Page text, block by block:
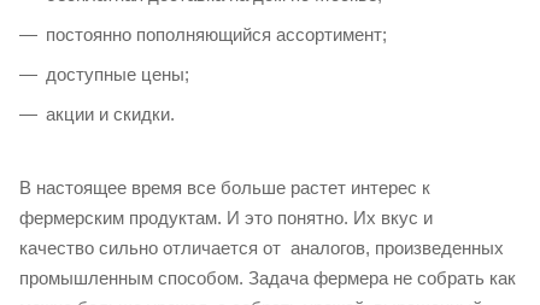
постоянно пополняющийся ассортимент;
доступные цены;
акции и скидки.
В настоящее время все больше растет интерес к
фермерским продуктам. И это понятно. Их вкус и
качество сильно отличается от аналогов, произведенных
промышленным способом. Задача фермера не собрать как